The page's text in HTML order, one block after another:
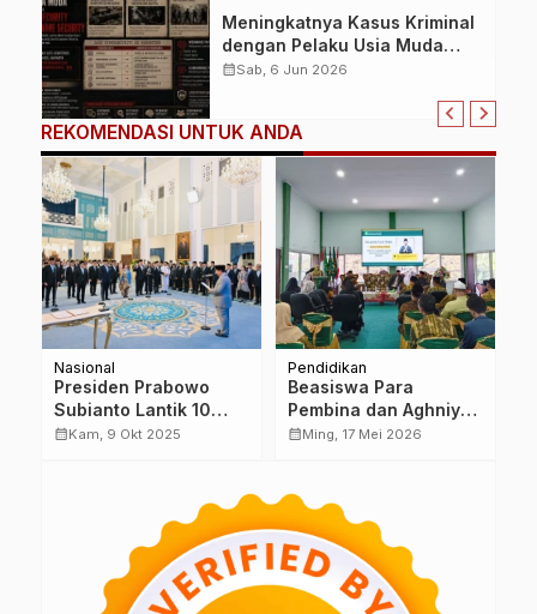
Meningkatnya Kasus Kriminal
dengan Pelaku Usia Muda
Picu Diskusi Baru terkait
Mentoring Webware Security
dan Humanware Security
calendar_monthSab, 6 Jun 2026
REKOMENDASI UNTUK ANDA
Nasional
Presiden Prabowo
Subianto Lantik 10
Dubes dan 1 Wakil
calendar_monthKam, 9 Okt 2025
Pendidikan
Beasiswa Para
Pembina dan Aghniya
UNUBA Bangil
Baru
calendar_monthMing, 17 Mei 2026